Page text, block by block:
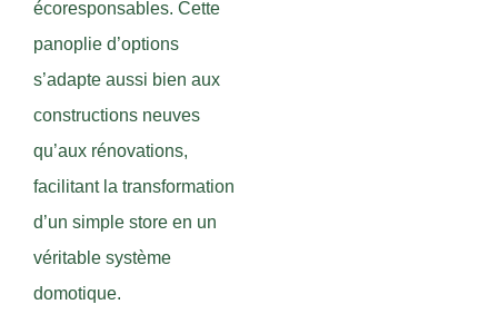
écoresponsables. Cette
panoplie d’options
s’adapte aussi bien aux
constructions neuves
qu’aux rénovations,
facilitant la transformation
d’un simple store en un
véritable système
domotique.